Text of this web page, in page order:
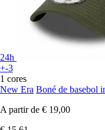
24h
+-3
1 cores
New Era Boné de basebol
A partir de € 19,00